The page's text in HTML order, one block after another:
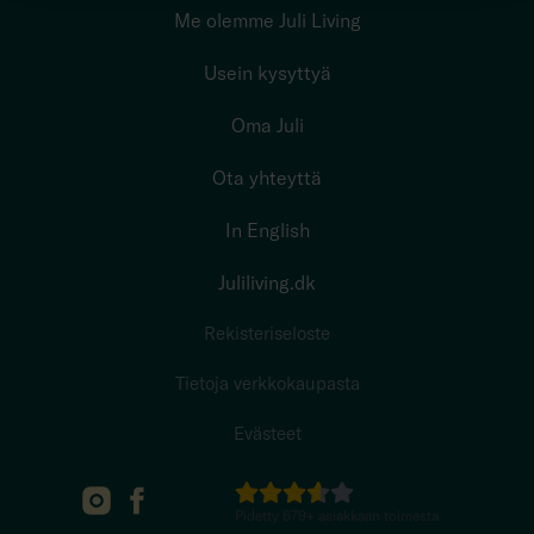
Me olemme Juli Living
Usein kysyttyä
Oma Juli
Ota yhteyttä
In English
Juliliving.dk
Rekisteriseloste
Tietoja verkkokaupasta
Evästeet